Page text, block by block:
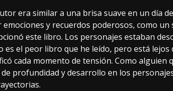
era similar a una brisa suave en un día
y recuerdos poderosos, como
este libro. Los personajes estaban
el peor libro que he leído, pero está lejos
cada momento de tensión. Como alguien
profundidad y desarrollo en los